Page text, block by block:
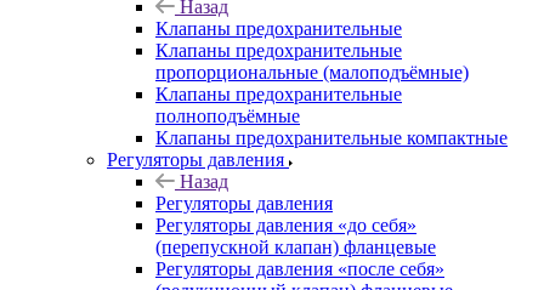
Назад
Клапаны предохранительные
Клапаны предохранительные
пропорциональные (малоподъёмные)
Клапаны предохранительные
полноподъёмные
Клапаны предохранительные компактные
Регуляторы давления
Назад
Регуляторы давления
Регуляторы давления «до себя»
(перепускной клапан) фланцевые
Регуляторы давления «после себя»